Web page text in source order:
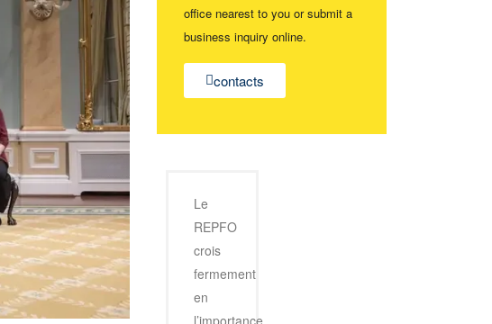
office nearest to you or submit a
business inquiry online.
contacts
Le
REPFO
crois
fermement
en